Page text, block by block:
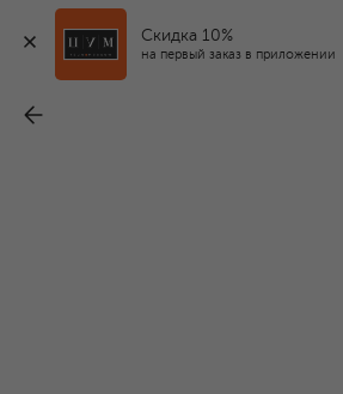
Скидка 10%
на первый заказ в приложении
I.D. SARRIERI